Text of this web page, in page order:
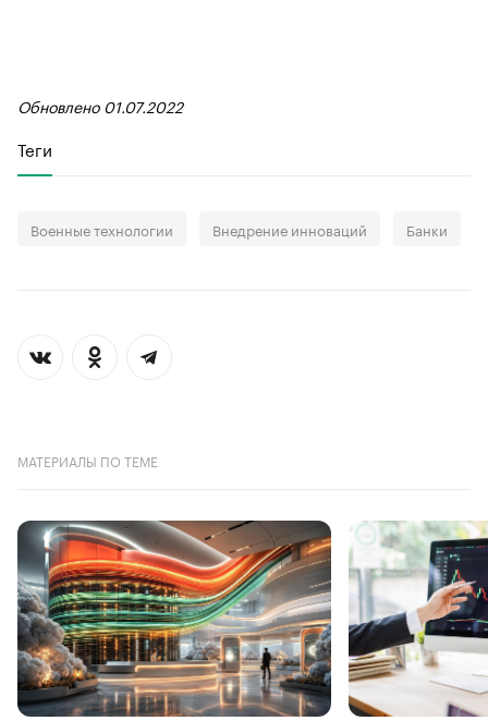
Обновлено 01.07.2022
Теги
Военные технологии Внедрение инноваций Банки
МАТЕРИАЛЫ ПО ТЕМЕ